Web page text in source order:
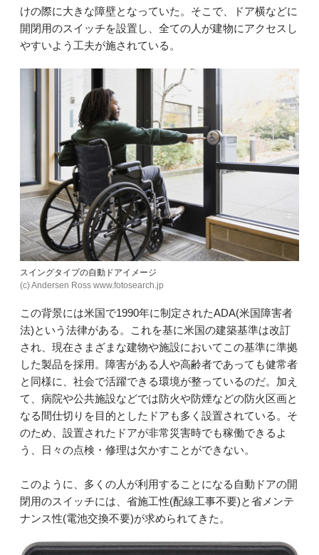
けの際に大きな障壁となっていた。そこで、ドア横などに
開閉用のスイッチを設置し、全ての人が建物にアクセスし
やすいよう工夫が施されている。
スイングタイプの自動ドアイメージ
(c) Andersen Ross www.fotosearch.jp
この背景には米国で1990年に制定されたADA(米国障害者
法)という法律がある。これを基に米国の建築基準は改訂
され、現在さまざまな建物や施設においてこの基準に準拠
した製品を採用。障害がある人や高齢者であっても健常者
と同様に、社会で活躍できる環境が整っているのだ。加え
て、病院や公共施設などでは防火や防煙などの防火区画と
なる間仕切りを目的としたドアも多く設置されている。そ
のため、設置されたドアが非常災害時でも稼働できるよ
う、日々の点検・修理は欠かすことができない。
このように、多くの人が利用することになる自動ドアの開
閉用のスイッチには、省施工性(配線工事不要)と省メンテ
ナンス性(電池交換不要)が求められてきた。